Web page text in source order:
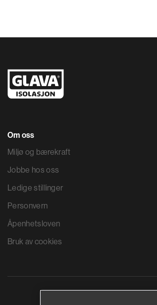
Om oss
Miljø og bærekraft
Jobbe hos oss
Ledige stillinger
Personvern
Åpenhetsloven
Bruk av cookies